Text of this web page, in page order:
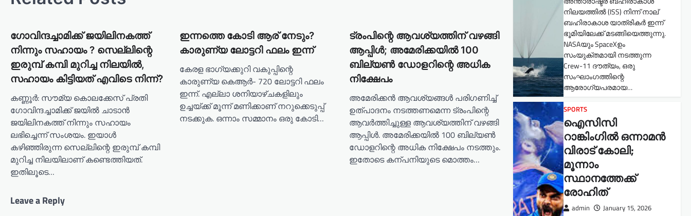
ഗോവിന്ദച്ചാമിക്ക് ജയിലിനകത്ത്
നിന്നും സഹായം ? സെല്ലിന്റെ
ഇരുമ്പ് കമ്പി മുറിച്ച നിലയിൽ,
സഹായം കിട്ടിയത് എവിടെ നിന്ന്?
കണ്ണൂർ: സൗമ്യ കൊലക്കേസ് പ്രതി
ഗോവിന്ദച്ചാമിക്ക് ജയിൽ ചാടാൻ
ജയിലിനകത്ത് നിന്നും സഹായം
ലഭിച്ചെന്ന് സംശയം. ഇയാൾ
കഴിഞ്ഞിരുന്ന സെല്ലിന്റെ ഇരുമ്പ് കമ്പി
മുറിച്ച നിലയിലാണ് കണ്ടെത്തിയത്.
ഇതിലൂടെ…
ഇന്നത്തെ കോടി ആര് നേടും?
കാരുണ്യ ലോട്ടറി ഫലം ഇന്ന്
കേരള ഭാഗ്യക്കുറി വകുപ്പിന്റെ
കാരുണ്യ കെആര്‍- 720 ലോട്ടറി ഫലം
ഇന്ന്. എല്ലാ ശനിയാഴ്ചകളിലും
ഉച്ചയ്ക്ക് മൂന്ന് മണിക്കാണ് നറുക്കെടുപ്പ്
നടക്കുക. ഒന്നാം സമ്മാനം ഒരു കോടി…
ട്രംപിന്റെ ആവശ്യത്തിന് വഴങ്ങി
ആപ്പിൾ; അമേരിക്കയിൽ 100
ബില്യൺ ഡോളറിന്റെ അധിക
നിക്ഷേപം
അമേരിക്കൻ ആവശ്യങ്ങൾ പരിഗണിച്ച്
ഉത്പാദനം നടത്തണമെന്ന ട്രംപിന്റെ
ആവർത്തിച്ചുള്ള ആവശ്യത്തിന് വഴങ്ങി
ആപ്പിൾ. അമേരിക്കയിൽ 100 ബില്യൺ
ഡോളറിന്റെ അധിക നിക്ഷേപം നടത്തും.
ഇതോടെ കന്പനിയുടെ മൊത്തം…
Leave a Reply
നിലയത്തിൽ (ISS) നിന്ന് നാല്
ബഹിരാകാശ യാത്രികർ ഇന്ന്
ഭൂമിയിലേക്ക് മടങ്ങിയെത്തുന്നു.
NASAയും SpaceXഉം
സംയുക്തമായി നടത്തുന്ന
Crew-11 ദൗത്യം, ഒരു
സംഘാംഗത്തിന്റെ
ആരോഗ്യപരമായ…
SPORTS
ഐസിസി
റാങ്കിംഗിൽ ഒന്നാമൻ
വിരാട് കോലി;
മൂന്നാം
സ്ഥാനത്തേക്ക്
രോഹിത്
admin January 15, 2026